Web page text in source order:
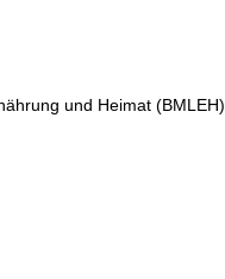
und Heimat (BMLEH)